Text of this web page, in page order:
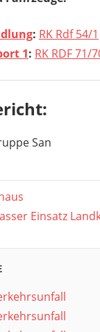
: RK Rdf 54/1
1: RK RDF 71/
San
Einsatz